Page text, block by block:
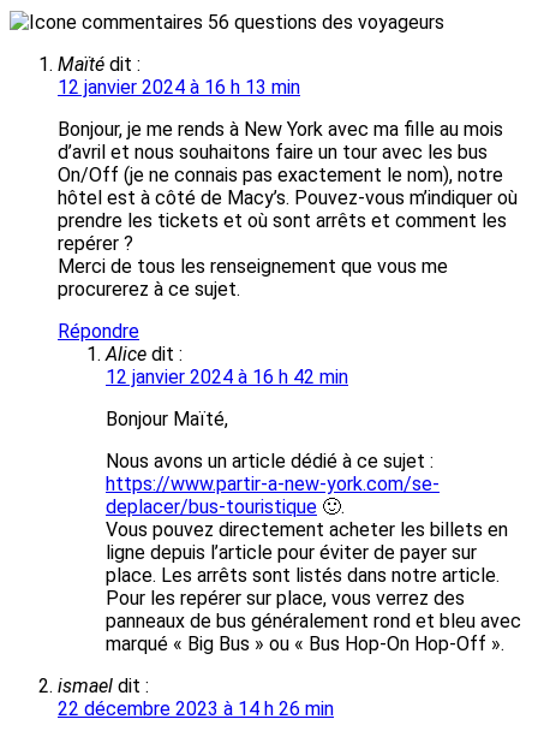
56 questions des voyageurs
Maïté dit :
12 janvier 2024 à 16 h 13 min
Bonjour, je me rends à New York avec ma fille au mois
d’avril et nous souhaitons faire un tour avec les bus
On/Off (je ne connais pas exactement le nom), notre
hôtel est à côté de Macy’s. Pouvez-vous m’indiquer où
prendre les tickets et où sont arrêts et comment les
repérer ?
Merci de tous les renseignement que vous me
procurerez à ce sujet.
Répondre
Alice dit :
12 janvier 2024 à 16 h 42 min
Bonjour Maïté,
Nous avons un article dédié à ce sujet :
https://www.partir-a-new-york.com/se-
deplacer/bus-touristique 🙂.
Vous pouvez directement acheter les billets en
ligne depuis l’article pour éviter de payer sur
place. Les arrêts sont listés dans notre article.
Pour les repérer sur place, vous verrez des
panneaux de bus généralement rond et bleu avec
marqué « Big Bus » ou « Bus Hop-On Hop-Off ».
ismael dit :
22 décembre 2023 à 14 h 26 min